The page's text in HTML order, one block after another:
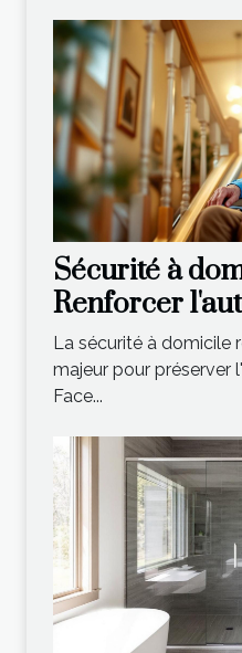
Sécurité à
Renforcer
un monte-
La sécurité à domicile
majeur pour préserver
Face...